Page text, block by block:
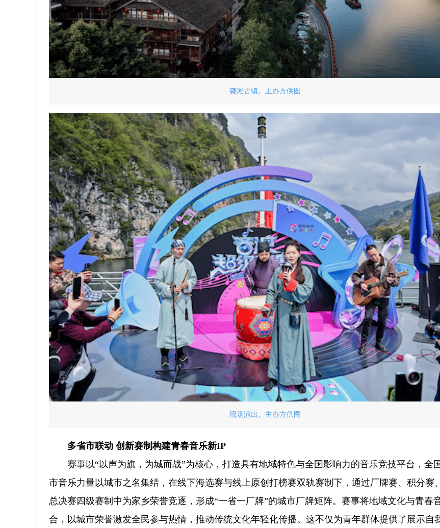
龚滩古镇。主办方供图
现场演出。主办方供图
多省市联动 创新赛制构建青春音乐新IP
赛事以“以声为旗，为城而战”为核心，打造具有地域特色与全国影响力的音乐竞技平台，全
市音乐力量以城市之名集结，在线下海选赛与线上原创打榜赛双轨赛制下，通过厂牌赛、积分赛
总决赛四级赛制中为家乡荣誉竞逐，形成“一省一厂牌”的城市厂牌矩阵。赛事将地域文化与青春
合，以城市荣誉激发全民参与热情，推动传统文化年轻化传播。这不仅为青年群体提供了展示自